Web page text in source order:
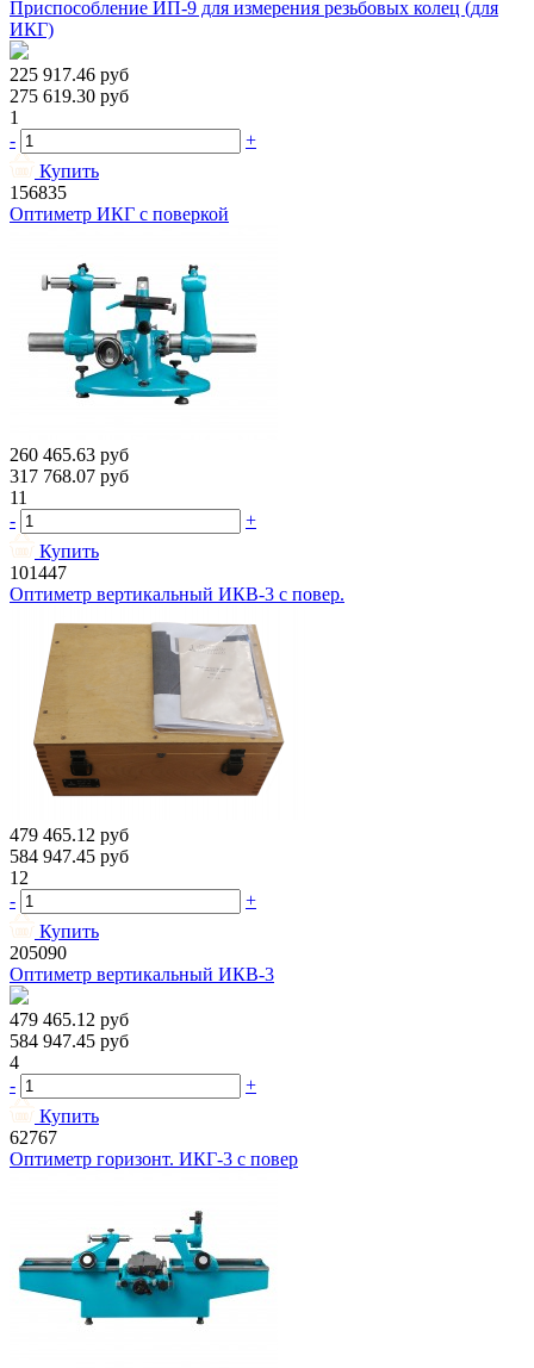
Приспособление ИП-9 для измерения резьбовых колец (для
ИКГ)
225 917.46 руб
275 619.30 руб
1
-
+
Купить
156835
Оптиметр ИКГ с поверкой
260 465.63 руб
317 768.07 руб
11
-
+
Купить
101447
Оптиметр вертикальный ИКВ-3 с повер.
479 465.12 руб
584 947.45 руб
12
-
+
Купить
205090
Оптиметр вертикальный ИКВ-3
479 465.12 руб
584 947.45 руб
4
-
+
Купить
62767
Оптиметр горизонт. ИКГ-3 с повер